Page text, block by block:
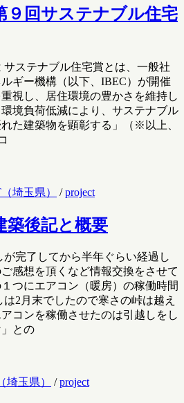
回サステナブル住宅
ステナブル住宅賞とは、一般社
ギー機構（以下、IBEC）が開催
視し、居住環境の豊かさを維持し
境負荷低減により、サステナブル
た建築物を顕彰する」（※以上、
埼玉県） /project
後記と概要
完了してから半年ぐらい経過し
感想を頂くなど情報交換をさせて
つにエアコン（暖房）の稼働時間
2月末でしたので寒さの峠は越え
コンを稼働させたのは引越しをし
との
埼玉県） /project